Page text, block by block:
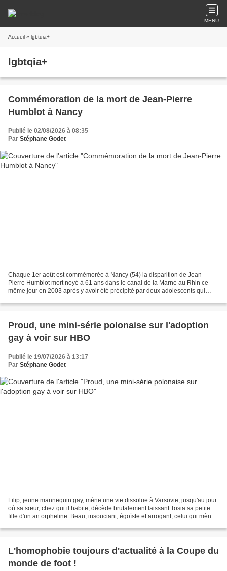
MENU
Accueil » lgbtqia+
lgbtqia+
Commémoration de la mort de Jean-Pierre
Humblot à Nancy
Publié le 02/08/2026 à 08:35
Par Stéphane Godet
Chaque 1er août est commémorée à Nancy (54) la disparition de Jean-
Pierre Humblot mort noyé à 61 ans dans le canal de la Marne au Rhin ce
même jour en 2003 après y avoir été précipité par deux adolescents qui
Proud, une mini-série polonaise sur l'adoption
gay à voir sur HBO
Publié le 19/07/2026 à 13:17
Par Stéphane Godet
Filip, jeune mannequin gay, mène une vie dissolue à Varsovie, jusqu'au jour
où sa sœur, chez qui il habite, décède brutalement laissant Tosia sa petite
fille d'un an orpheline. Beau, insouciant, égoïste et arrogant, celui qui mène
L'homophobie toujours d'actualité à la Coupe du
monde de foot !